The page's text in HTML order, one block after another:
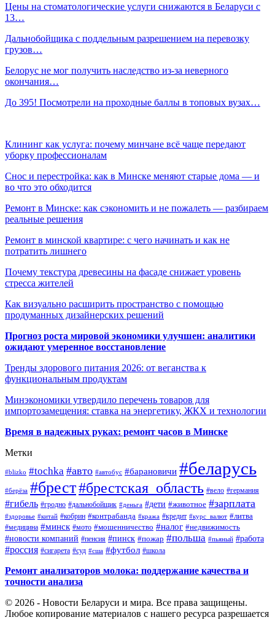
Цены на стоматологические услуги снижаются в Беларуси с
13…
Дальнобойщика с поддельным разрешением на перевозку
грузов…
Белорус не мог получить наследство из-за неверного
окончания…
До 395! Посмотрели на проходные баллы в топовых вузах…
Клининг как услуга: почему минчане всё чаще передают
уборку профессионалам
Снос и перестройка: как в Минске меняют старые дома — и
во что это обходится
Ремонт в Минске: как сэкономить и не пожалеть — разбираем
реальные решения
Ремонт в минской квартире: с чего начинать и как не
потратить лишнего
Почему текстура древесины на фасаде снижает уровень
стресса жителей
Как визуально расширить пространство с помощью
продуманных дизайнерских решений
Прогноз роста мировой экономики улучшен: аналитики
ожидают умеренное восстановление
Тренды здорового питания 2026: от веганства к
функциональным продуктам
Минэкономики утвердило перечень товаров для
импортозамещения: ставка на энергетику, ЖКХ и технологии
Время в надежных руках: ремонт часов в Минске
Метки
#blizko #tochka #авто #автобус #барановичи #беларусь
#берёза #брест#брестская_область #вело #германия
#гибель #гродно #дальнобойщик #деньга #дети #животное #зарплата
#здоровье #китай #кобрин #контрабанда #кража #кредит #курс_валют #литва
#медицина #минск #мото #мошенничество #налог #недвижимость
#новости компаний #пенсия #пинск #пожар #польша #пьяный #работа
#россия #сигарета #суд #сша #футбол #школа
Ремонт анализаторов молока: поддержание качества и
точности анализа
© 2026 - Новости Беларуси и мира. Все права защищены.
Любое копирование материалов с нашего ресурса разрешается